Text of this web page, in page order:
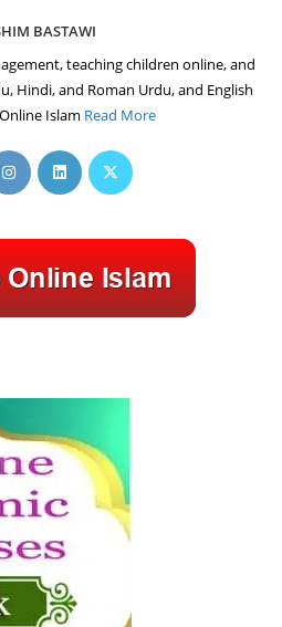
BASTAWI
teaching children online, and
Hindi, and Roman Urdu, and English
Islam Read More
Opens
in
new
tab
Opens
in
new
tab
Opens
new
tab